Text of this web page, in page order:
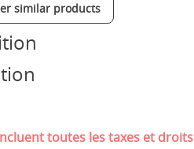
similar products
toutes les taxes et droits